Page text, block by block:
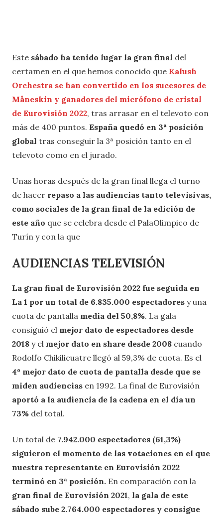
Este sábado ha tenido lugar la gran final del
certamen en el que hemos conocido que Kalush
Orchestra se han convertido en los sucesores de
Måneskin y ganadores del micrófono de cristal
de Eurovisión 2022, tras arrasar en el televoto con
más de 400 puntos. España quedó en 3ª posición
global tras conseguir la 3ª posición tanto en el
televoto como en el jurado.
Unas horas después de la gran final llega el turno
de hacer repaso a las audiencias tanto televisivas,
como sociales de la gran final de la edición de
este año que se celebra desde el PalaOlimpico de
Turín y con la que
AUDIENCIAS TELEVISIÓN
La gran final de Eurovisión 2022 fue seguida en
La 1 por un total de 6.835.000 espectadores y una
cuota de pantalla media del 50,8%. La gala
consiguió el mejor dato de espectadores desde
2018 y el mejor dato en share desde 2008 cuando
Rodolfo Chikilicuatre llegó al 59,3% de cuota. Es el
4º mejor dato de cuota de pantalla desde que se
miden audiencias en 1992. La final de Eurovisión
aportó a la audiencia de la cadena en el día un
73% del total.
Un total de 7.942.000 espectadores (61,3%)
siguieron el momento de las votaciones en el que
nuestra representante en Eurovisión 2022
terminó en 3ª posición. En comparación con la
gran final de Eurovisión 2021, la gala de este
sábado sube 2.764.000 espectadores y consigue